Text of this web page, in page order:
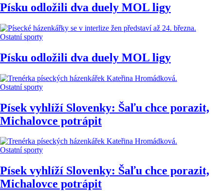
Písku odložili dva duely MOL ligy
Ostatní sporty
Písku odložili dva duely MOL ligy
Ostatní sporty
Písek vyhlíží Slovenky: Šaľu chce porazit,
Michalovce potrápit
Ostatní sporty
Písek vyhlíží Slovenky: Šaľu chce porazit,
Michalovce potrápit